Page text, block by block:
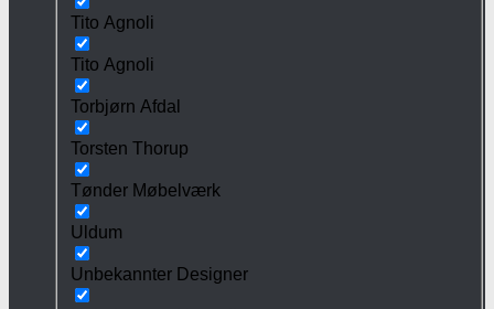
Tito Agnoli
Tito Agnoli
Torbjørn Afdal
Torsten Thorup
Tønder Møbelværk
Uldum
Unbekannter Designer